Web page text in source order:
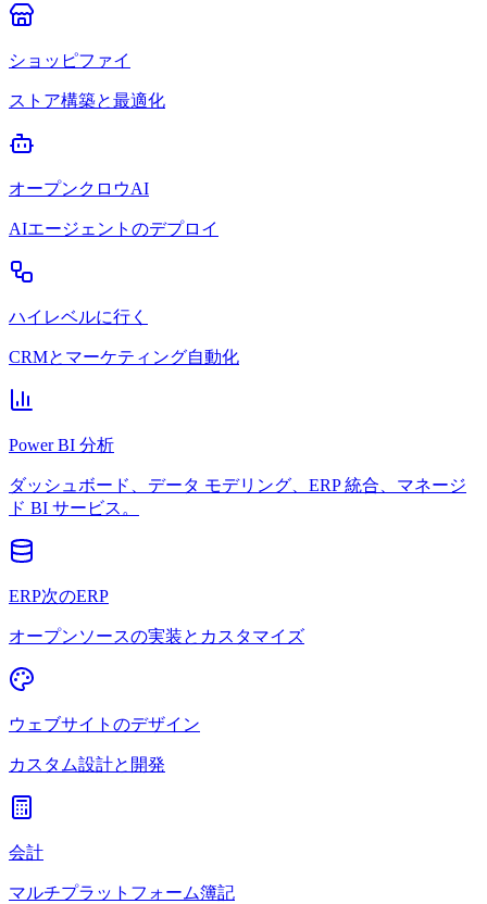
ショッピファイ
ストア構築と最適化
オープンクロウAI
AIエージェントのデプロイ
ハイレベルに行く
CRMとマーケティング自動化
Power BI 分析
ダッシュボード、データ モデリング、ERP 統合、マネージ
ド BI サービス。
ERP次のERP
オープンソースの実装とカスタマイズ
ウェブサイトのデザイン
カスタム設計と開発
会計
マルチプラットフォーム簿記